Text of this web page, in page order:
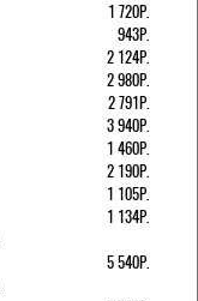
1 720Р.
943Р.
2 124Р.
2 980Р.
2 791Р.
3 940Р.
1 460Р.
2 190Р.
1 105Р.
1 134Р.
5 540Р.